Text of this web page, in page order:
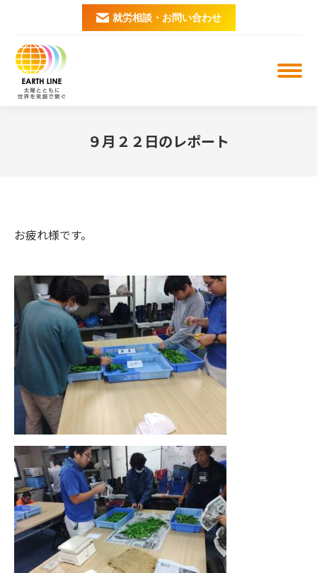
就労相談・お問い合わせ
９月２２日のレポート
お疲れ様です。